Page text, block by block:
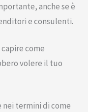
anche se è
e consulenti.
come
volere il tuo
termini di come